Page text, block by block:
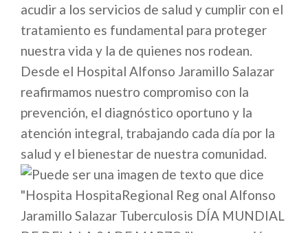
acudir a los servicios de salud y cumplir con el
tratamiento es fundamental para proteger
nuestra vida y la de quienes nos rodean.
Desde el Hospital Alfonso Jaramillo Salazar
reafirmamos nuestro compromiso con la
prevención, el diagnóstico oportuno y la
atención integral, trabajando cada día por la
salud y el bienestar de nuestra comunidad.